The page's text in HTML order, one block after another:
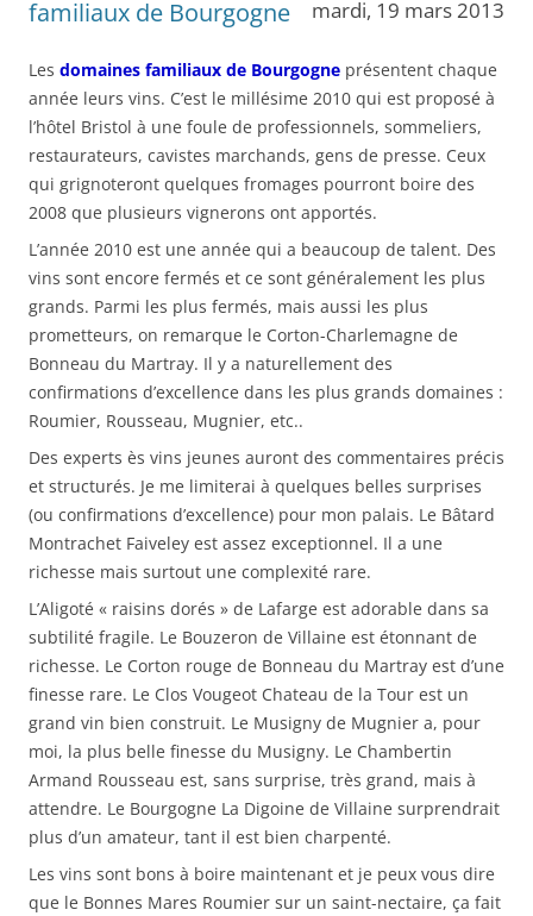
familiaux de Bourgogne
mardi, 19 mars 2013
Les domaines familiaux de Bourgogne présentent chaque
année leurs vins. C’est le millésime 2010 qui est proposé à
l’hôtel Bristol à une foule de professionnels, sommeliers,
restaurateurs, cavistes marchands, gens de presse. Ceux
qui grignoteront quelques fromages pourront boire des
2008 que plusieurs vignerons ont apportés.
L’année 2010 est une année qui a beaucoup de talent. Des
vins sont encore fermés et ce sont généralement les plus
grands. Parmi les plus fermés, mais aussi les plus
prometteurs, on remarque le Corton-Charlemagne de
Bonneau du Martray. Il y a naturellement des
confirmations d’excellence dans les plus grands domaines :
Roumier, Rousseau, Mugnier, etc..
Des experts ès vins jeunes auront des commentaires précis
et structurés. Je me limiterai à quelques belles surprises
(ou confirmations d’excellence) pour mon palais. Le Bâtard
Montrachet Faiveley est assez exceptionnel. Il a une
richesse mais surtout une complexité rare.
L’Aligoté « raisins dorés » de Lafarge est adorable dans sa
subtilité fragile. Le Bouzeron de Villaine est étonnant de
richesse. Le Corton rouge de Bonneau du Martray est d’une
finesse rare. Le Clos Vougeot Chateau de la Tour est un
grand vin bien construit. Le Musigny de Mugnier a, pour
moi, la plus belle finesse du Musigny. Le Chambertin
Armand Rousseau est, sans surprise, très grand, mais à
attendre. Le Bourgogne La Digoine de Villaine surprendrait
plus d’un amateur, tant il est bien charpenté.
Les vins sont bons à boire maintenant et je peux vous dire
que le Bonnes Mares Roumier sur un saint-nectaire, ça fait